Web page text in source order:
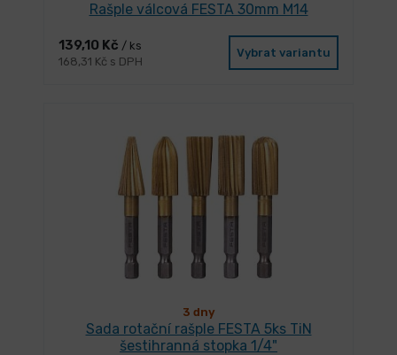
Rašple válcová FESTA 30mm M14
139,10 Kč / ks
168,31 Kč s DPH
Vybrat variantu
3 dny
Sada rotační rašple FESTA 5ks TiN
šestihranná stopka 1/4"